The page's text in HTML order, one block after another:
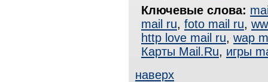
Ключевые слова:
mail ru, foto mail ru,
http love mail ru, wap
Карты Mail.Ru, игры
наверх